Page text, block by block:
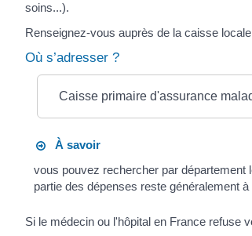
soins...).
Renseignez-vous auprès de la caisse
Où s’adresser ?
Caisse primaire d'assurance
À savoir
vous pouvez rechercher par département
partie des dépenses reste généralement
Si le médecin ou l'hôpital en France refuse